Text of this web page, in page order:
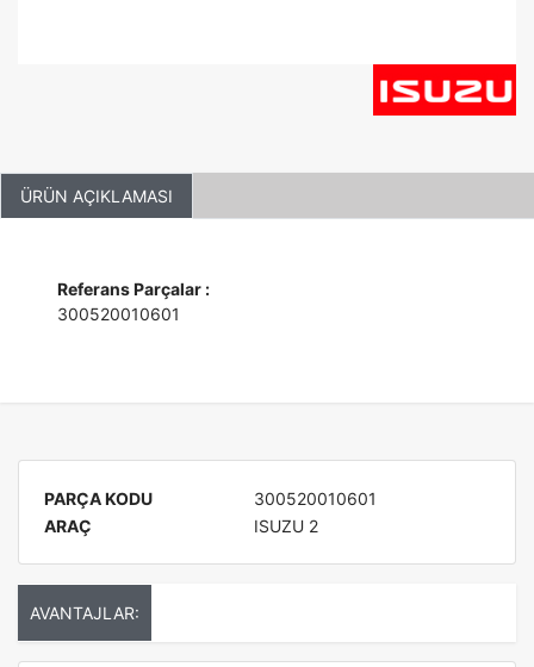
ÜRÜN AÇIKLAMASI
Referans Parçalar :
300520010601
PARÇA KODU
300520010601
ARAÇ
ISUZU 2
AVANTAJLAR: